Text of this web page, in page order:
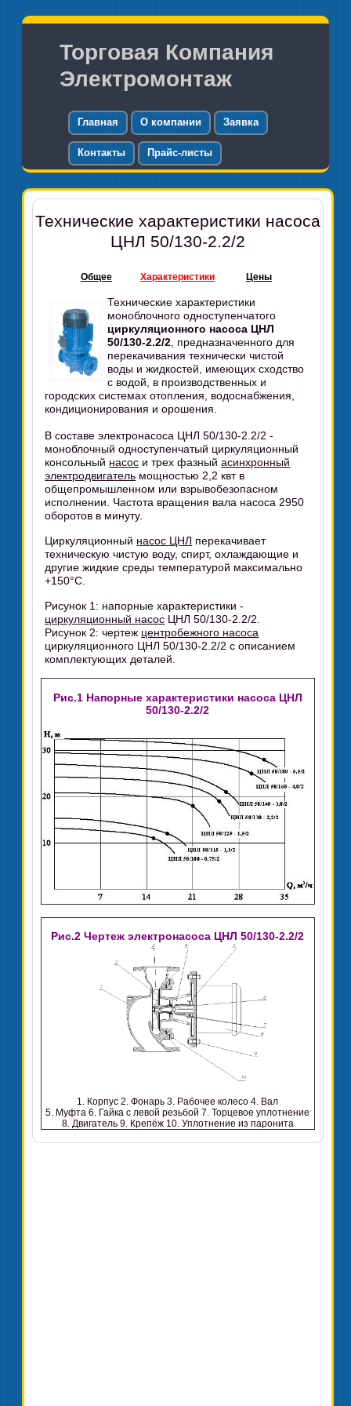
Торговая Компания
Электромонтаж
Главная О компании Заявка
Контакты Прайс-листы
Технические характеристики насоса
ЦНЛ 50/130-2.2/2
Общее Характеристики Цены
Технические характеристики
моноблочного одноступенчатого
циркуляционного насоса ЦНЛ
50/130-2.2/2 , предназначенного для
перекачивания технически чистой
воды и жидкостей, имеющих сходство
с водой, в производственных и
городских системах отопления, водоснабжения,
кондиционирования и орошения.
В составе электронасоса ЦНЛ 50/130-2.2/2 -
моноблочный одноступенчатый циркуляционный
консольный насос и трех фазныйасинхронный
электродвигатель мощностью 2,2 квт в
общепромышленном или взрывобезопасном
исполнении. Частота вращения вала насоса 2950
оборотов в минуту.
Циркуляционный насос ЦНЛ перекачивает
техническую чистую воду, спирт, охлаждающие и
другие жидкие среды температурой максимально
+150°C.
Рисунок 1: напорные характеристики -
циркуляционный насос ЦНЛ 50/130-2.2/2.
Рисунок 2: чертеж центробежного насоса
циркуляционного ЦНЛ 50/130-2.2/2 с описанием
комплектующих деталей.
Рис.1 Напорные характеристики насоса ЦНЛ
50/130-2.2/2
Рис.2 Чертеж электронасоса ЦНЛ 50/130-2.2/2
1. Корпус 2. Фонарь 3. Рабочее колесо 4. Вал
5. Муфта 6. Гайка с левой резьбой 7. Торцевое уплотнение
8. Двигатель 9. Крепёж 10. Уплотнение из паронита